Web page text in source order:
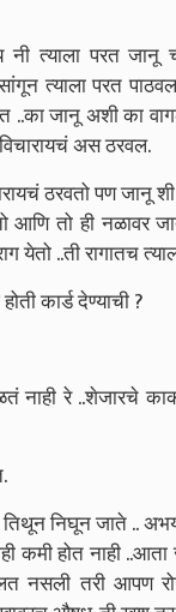
त्याला परत जानू
त्याला परत
..का जानू अशी का
अस ठरवल.
ठरवतो पण जानू
आणि तो ही नळावर
येतो ..ती रागातच
कार्ड देण्याची ?
रे ..शेजारचे
निघून जाते ..
कमी होत नाही
नसली तरी आपण